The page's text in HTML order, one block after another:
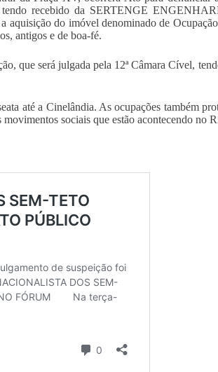
recebido da SERTENGE
aquisição do imóvel denominado de
antigos e de boa-fé.
que será julgada pela 12ª Câmara Cível,
até a Cinelândia. As ocupações também
sociais que estão acontecendo no